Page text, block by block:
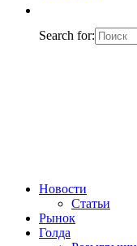
Search for:
Новости
Статьи
Рынок
Голда